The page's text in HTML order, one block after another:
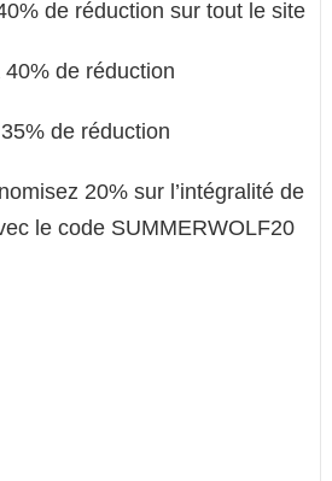
de réduction sur tout le site
40% de réduction
de réduction
20% sur l’intégralité de
le code SUMMERWOLF20